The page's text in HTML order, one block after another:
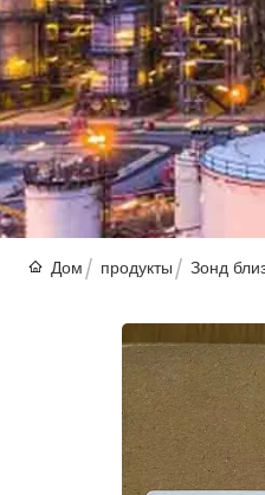
Дом продукты Зонд